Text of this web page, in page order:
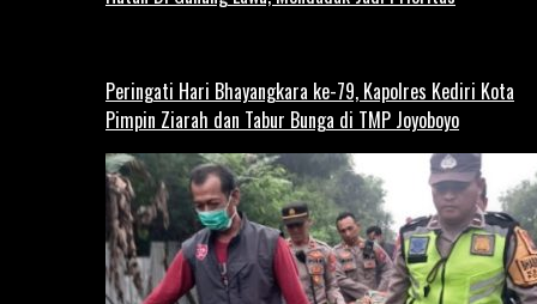
Peringati Hari Bhayangkara ke-79, Kapolres Kediri Kota
Pimpin Ziarah dan Tabur Bunga di TMP Joyoboyo